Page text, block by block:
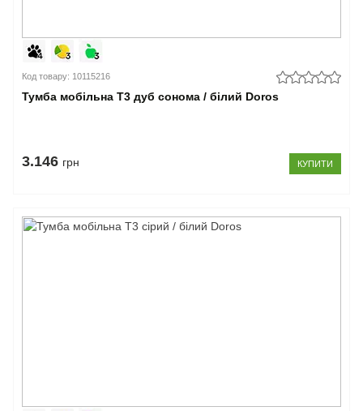
Код товару: 10115216
Тумба мобільна Т3 дуб сонома / білий Doros
3.146 грн КУПИТИ